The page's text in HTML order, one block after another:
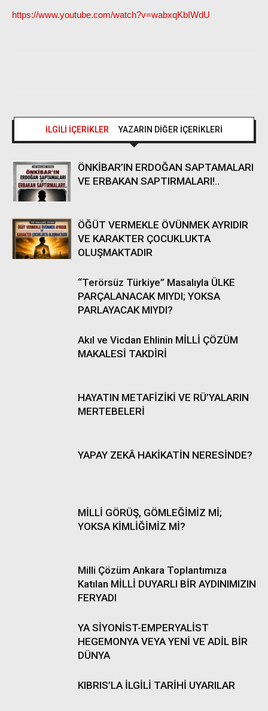
https://www.youtube.com/watch?v=wabxqKbIWdU
İLGİLİ İÇERİKLER YAZARIN DİĞER İÇERİKLERİ
ÖNKİBAR’IN ERDOĞAN SAPTAMALARI
VE ERBAKAN SAPTIRMALARI!..
ÖĞÜT VERMEKLE ÖVÜNMEK AYRIDIR
VE KARAKTER ÇOCUKLUKTA
OLUŞMAKTADIR
“Terörsüz Türkiye” Masalıyla ÜLKE
PARÇALANACAK MIYDI; YOKSA
PARLAYACAK MIYDI?
Akıl ve Vicdan Ehlinin MİLLİ ÇÖZÜM
MAKALESİ TAKDİRİ
HAYATIN METAFİZİKİ VE RÜ’YALARIN
MERTEBELERİ
YAPAY ZEKÂ HAKİKATİN NERESİNDE?
MİLLİ GÖRÜŞ, GÖMLEĞİMİZ Mİ;
YOKSA KİMLİĞİMİZ Mİ?
Milli Çözüm Ankara Toplantımıza
Katılan MİLLİ DUYARLI BİR AYDINIMIZIN
FERYADI
YA SİYONİST-EMPERYALİST
HEGEMONYA VEYA YENİ VE ADİL BİR
DÜNYA
KIBRIS’LA İLGİLİ TARİHİ UYARILAR